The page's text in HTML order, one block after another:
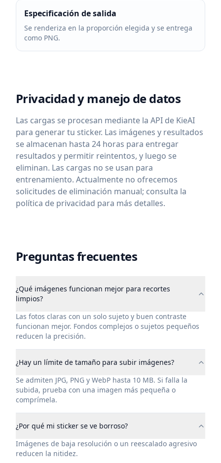
Especificación de salida
Se renderiza en la proporción elegida y se entrega
como PNG.
Privacidad y manejo de datos
Las cargas se procesan mediante la API de KieAI
para generar tu sticker. Las imágenes y resultados
se almacenan hasta 24 horas para entregar
resultados y permitir reintentos, y luego se
eliminan. Las cargas no se usan para
entrenamiento. Actualmente no ofrecemos
solicitudes de eliminación manual; consulta la
política de privacidad para más detalles.
Preguntas frecuentes
¿Qué imágenes funcionan mejor para recortes
limpios?
Las fotos claras con un solo sujeto y buen contraste
funcionan mejor. Fondos complejos o sujetos pequeños
reducen la precisión.
¿Hay un límite de tamaño para subir imágenes?
Se admiten JPG, PNG y WebP hasta 10 MB. Si falla la
subida, prueba con una imagen más pequeña o
comprímela.
¿Por qué mi sticker se ve borroso?
Imágenes de baja resolución o un reescalado agresivo
reducen la nitidez.